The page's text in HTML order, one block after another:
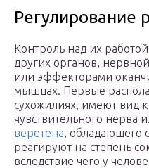
Контроль над их
других органов,
или эффекторами
мышцах. Первые
сухожилиях, имеют вид
чувствительного нерва
веретена, обладающего
реагируют на степень
вследствие чего у